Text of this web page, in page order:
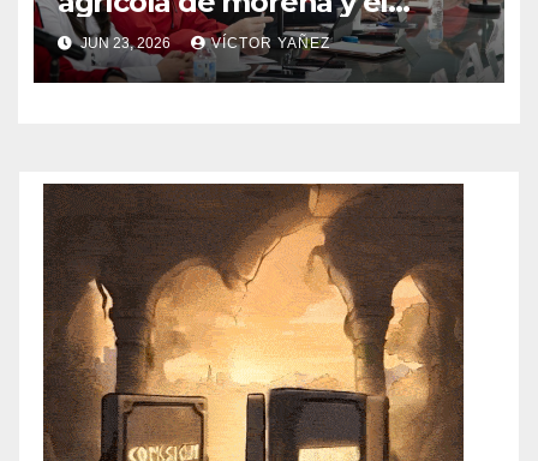
abandono al campo
mexicano
JUN 23, 2026 VÍCTOR YAÑEZ